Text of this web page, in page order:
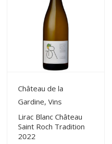
View Details
Château de la
Gardine, Vins
Lirac Blanc Château
Saint Roch Tradition
2022